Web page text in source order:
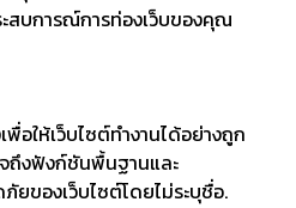
สบการณ์การท่องเว็บของคุณ
อให้เว็บไซต์ทำงานได้อย่างถูก
ถึงฟังก์ชันพื้นฐานและ
ของเว็บไซต์โดยไม่ระบุชื่อ.